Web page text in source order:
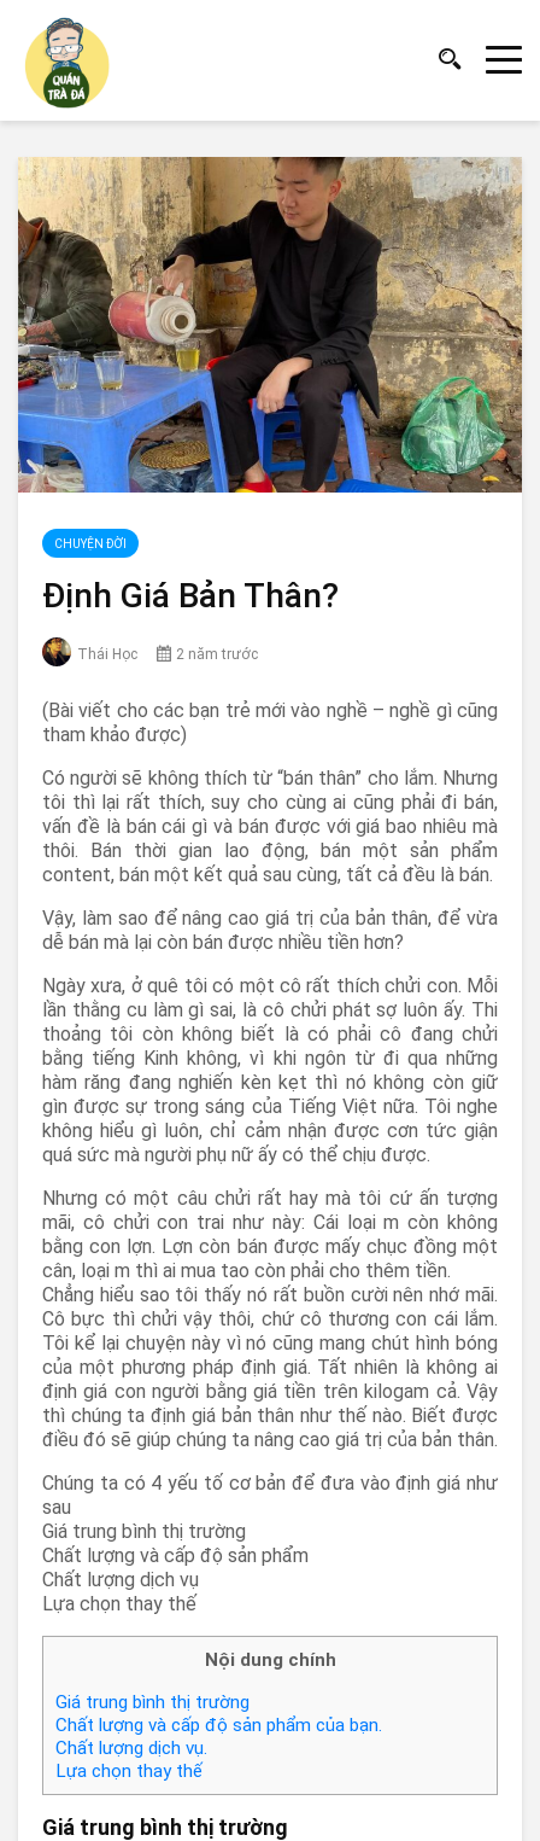
CHUYỆN ĐỜI
Định Giá Bản Thân?
Thái Học 2 năm trước
(Bài viết cho các bạn trẻ mới vào nghề – nghề gì cũng
tham khảo được)
Có người sẽ không thích từ “bán thân” cho lắm. Nhưng
tôi thì lại rất thích, suy cho cùng ai cũng phải đi bán,
vấn đề là bán cái gì và bán được với giá bao nhiêu mà
thôi. Bán thời gian lao động, bán một sản phẩm
content, bán một kết quả sau cùng, tất cả đều là bán.
Vậy, làm sao để nâng cao giá trị của bản thân, để vừa
dễ bán mà lại còn bán được nhiều tiền hơn?
Ngày xưa, ở quê tôi có một cô rất thích chửi con. Mỗi
lần thằng cu làm gì sai, là cô chửi phát sợ luôn ấy. Thi
thoảng tôi còn không biết là có phải cô đang chửi
bằng tiếng Kinh không, vì khi ngôn từ đi qua những
hàm răng đang nghiến kèn kẹt thì nó không còn giữ
gìn được sự trong sáng của Tiếng Việt nữa. Tôi nghe
không hiểu gì luôn, chỉ cảm nhận được cơn tức giận
quá sức mà người phụ nữ ấy có thể chịu được.
Nhưng có một câu chửi rất hay mà tôi cứ ấn tượng
mãi, cô chửi con trai như này: Cái loại m còn không
bằng con lợn. Lợn còn bán được mấy chục đồng một
cân, loại m thì ai mua tao còn phải cho thêm tiền.
Chẳng hiểu sao tôi thấy nó rất buồn cười nên nhớ mãi.
Cô bực thì chửi vậy thôi, chứ cô thương con cái lắm.
Tôi kể lại chuyện này vì nó cũng mang chút hình bóng
của một phương pháp định giá. Tất nhiên là không ai
định giá con người bằng giá tiền trên kilogam cả. Vậy
thì chúng ta định giá bản thân như thế nào. Biết được
điều đó sẽ giúp chúng ta nâng cao giá trị của bản thân.
Chúng ta có 4 yếu tố cơ bản để đưa vào định giá như
sau
Giá trung bình thị trường
Chất lượng và cấp độ sản phẩm
Chất lượng dịch vụ
Lựa chọn thay thế
Nội dung chính
Giá trung bình thị trường
Chất lượng và cấp độ sản phẩm của bạn.
Chất lượng dịch vụ.
Lựa chọn thay thế
Giá trung bình thị trường